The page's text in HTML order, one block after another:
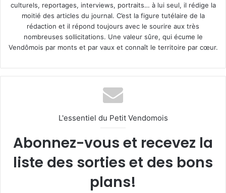
culturels, reportages, interviews, portraits… à lui seul, il rédige la
moitié des articles du journal. C’est la figure tutélaire de la
rédaction et il répond toujours avec le sourire aux très
nombreuses sollicitations. Une valeur sûre, qui écume le
Vendômois par monts et par vaux et connaît le territoire par cœur.
L'essentiel du Petit Vendomois
Abonnez-vous et recevez la
liste des sorties et des bons
plans!